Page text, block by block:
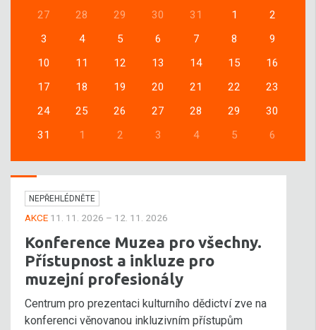
NEPŘEHLÉDNĚTE
AKCE 11. 11. 2026 – 12. 11. 2026
Konference Muzea pro všechny.
Přístupnost a inkluze pro
muzejní profesionály
Centrum pro prezentaci kulturního dědictví zve na
konferenci věnovanou inkluzivním přístupům
27 28 29 30 31 1
2
3
4 5 6 7 8
9
10
11 12 13 14 15
16
17
18 19 20 21 22
23
24
25 26 27 28 29
30
31
1 2 3 4 5 6